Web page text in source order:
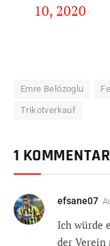
10, 2020
Emre Belözoglu
Trikotverkauf
1 KOMMENTAR
efsane07
Ich würde
der